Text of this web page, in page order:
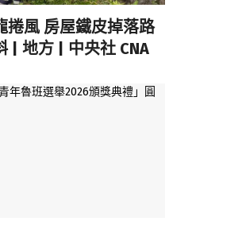
捲風 房屋鐵皮掉落路
| 地方 | 中央社 CNA